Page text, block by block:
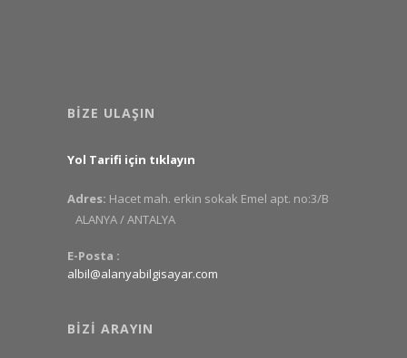
BIZE ULAŞIN
Yol Tarifi için tıklayın
Adres: Hacet mah. erkin sokak Emel apt. no:3/B
ALANYA / ANTALYA
E-Posta :
albil@alanyabilgisayar.com
BIZI ARAYIN